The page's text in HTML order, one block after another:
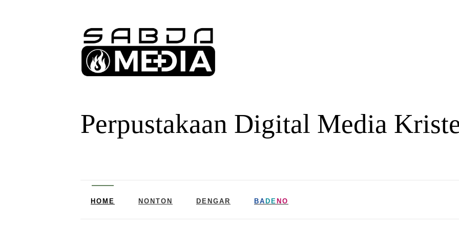
Perpustakaan Digital Media
HOME NONTON DENGAR BA DE NO